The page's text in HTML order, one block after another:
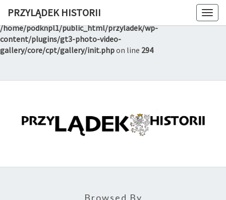
Notice: Trying to get property of non-object in
/home/podknpl1/public_html/przyladek/wp-
content/plugins/gt3-photo-video-
gallery/core/cpt/gallery/init.phpon line 294
PRZYLĄDEK HISTORII
Witryna
Lądeckiego
Browsed By